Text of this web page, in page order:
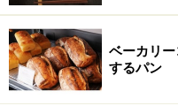
こんがり焼けたバゲット
ベーカリ
するパン